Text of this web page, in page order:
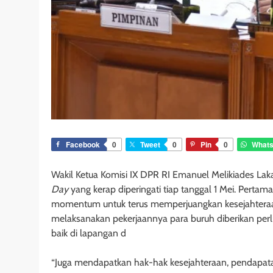
Facebook 0 Tweet 0 Pin 0
Wakil Ketua Komisi IX DPR RI Emanuel Melikiades
Dayyang kerap diperingati tiap tanggal 1 Mei.
momentum untuk terus memperjuangkan
melaksanakan pekerjaannya para buruh diberikan
baik di lapangan d
“Juga mendapatkan hak-hak kesejahteraan,